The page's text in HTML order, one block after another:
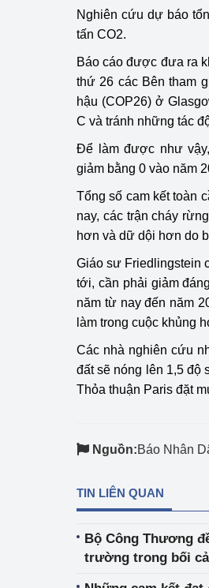
Nghiên cứu dự báo
tấn CO2.
Báo cáo được đưa ra
thứ 26 các Bên tham
hậu (COP26) ở
C và tránh những tác
Để làm được như
giảm bằng 0 vào năm
Tổng số cam kết toàn
nay, các trận cháy
hơn và dữ dội hơn do
Giáo sư Friedlingstein
tới, cần phải giảm
năm từ nay đến năm
làm trong cuộc khủng
Các nhà nghiên cứu
đất sẽ nóng lên 1,5 độ
Thỏa thuận Paris đặt
Nguồn:Báo Nhân
TIN LIÊN QUAN
Bộ Công Thương
trường trong bối